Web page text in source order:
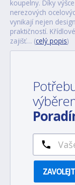
koupelny. Díky
nerezových
vynikají nejen
praktičností.
zajišť… (celý popis)